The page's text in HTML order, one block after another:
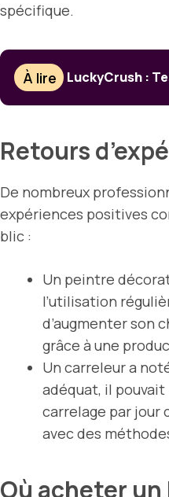
spécifique.
À lire LuckyCrush :
Retours
De nombreux
expériences positives
blic :
Un peintre
l’utilisation
d’augmenter son
grâce à une
Un carreleur a
adéquat, il pouvait
carrelage par jour
avec des
Où acheter un